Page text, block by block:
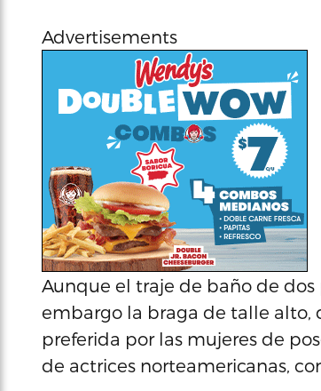
Advertisements
Aunque el traje de baño de dos
embargo la braga de talle alto,
preferida por las mujeres de
de actrices norteamericanas,